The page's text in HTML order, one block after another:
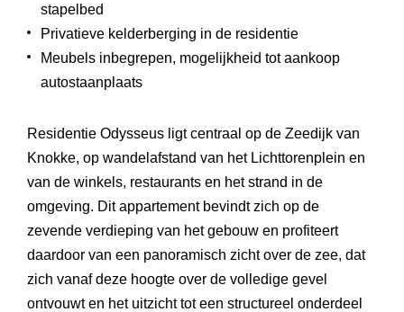
stapelbed
Privatieve kelderberging in de residentie
Meubels inbegrepen, mogelijkheid tot aankoop
autostaanplaats
Residentie Odysseus ligt centraal op de Zeedijk van
Knokke, op wandelafstand van het Lichttorenplein en
van de winkels, restaurants en het strand in de
omgeving. Dit appartement bevindt zich op de
zevende verdieping van het gebouw en profiteert
daardoor van een panoramisch zicht over de zee, dat
zich vanaf deze hoogte over de volledige gevel
ontvouwt en het uitzicht tot een structureel onderdeel